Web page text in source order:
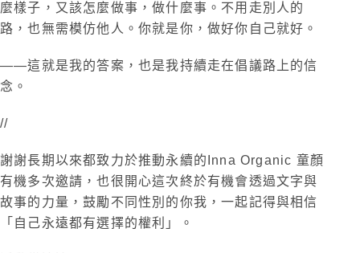
麼樣子，又該怎麼做事，做什麼事。不用走別人的
路，也無需模仿他人。你就是你，做好你自己就好。
——這就是我的答案，也是我持續走在倡議路上的信
念。
//
謝謝長期以來都致力於推動永續的Inna Organic 童顏
有機多次邀請，也很開心這次終於有機會透過文字與
故事的力量，鼓勵不同性別的你我，一起記得與相信
「自己永遠都有選擇的權利」。